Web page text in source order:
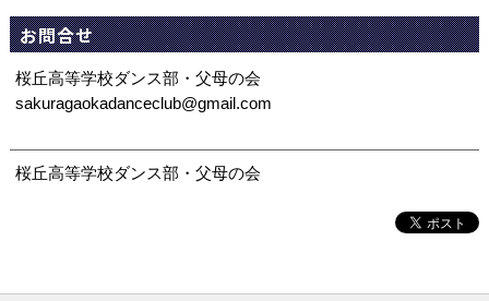
お問合せ
桜丘高等学校ダンス部・父母の会
sakuragaokadanceclub@gmail.com
桜丘高等学校ダンス部・父母の会